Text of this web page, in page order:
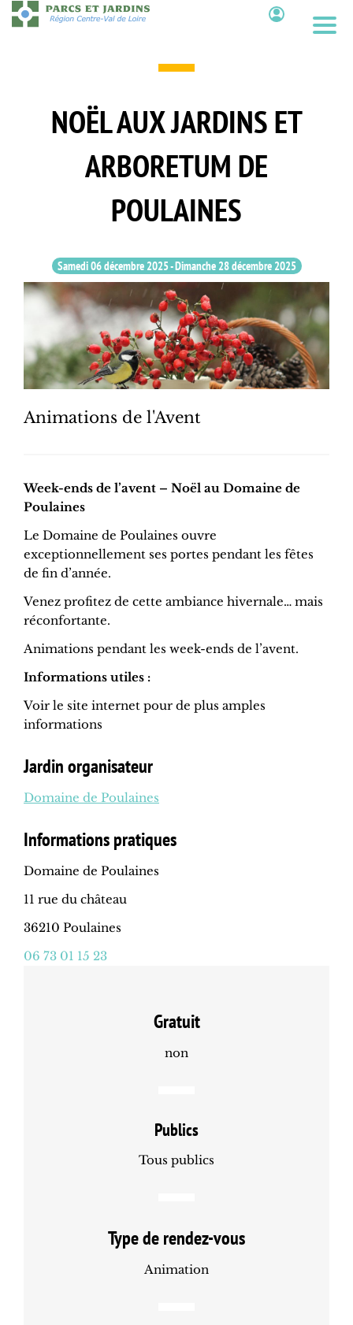
Aller
au
NOËL AUX JARDINS ET
ARBORETUM DE
POULAINES
Samedi 06 décembre 2025-Dimanche 28 décembre 2025
Animations de l'Avent
Week-ends de l’avent – Noël au Domaine de
Poulaines
Le Domaine de Poulaines ouvre
exceptionnellement ses portes pendant les fêtes
de fin d’année.
Venez profitez de cette ambiance hivernale… mais
réconfortante.
Animations pendant les week-ends de l’avent.
Informations utiles :
Voir le site internet pour de plus amples
informations
Jardin organisateur
Domaine de Poulaines
Informations pratiques
Domaine de Poulaines
11 rue du château
36210 Poulaines
06 73 01 15 23
Gratuit
non
Publics
Tous publics
Type de rendez-vous
Animation